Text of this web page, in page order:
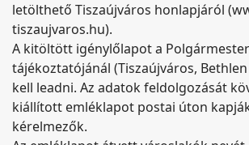
letölthető Tiszaújváros honlapjáról
tiszaujvaros.hu).
A kitöltött igénylőlapot a
tájékoztatójánál (Tiszaújváros,
kell leadni. Az adatok feldolgozását
kiállított emléklapot postai úton
kérelmezők.